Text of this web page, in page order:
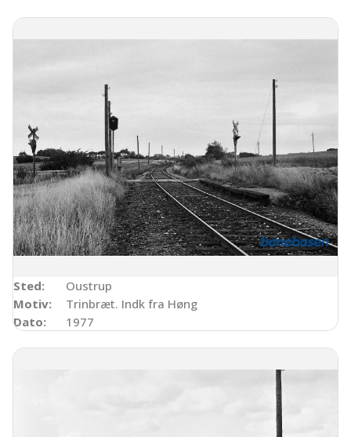
Sted:
Oustrup
Motiv:
Trinbræt. Indk fra Høng
Dato:
1977